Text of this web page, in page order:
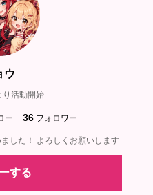
ウ
活動開始
ー 36 フォロワー
した！ よろしくお願いします
する